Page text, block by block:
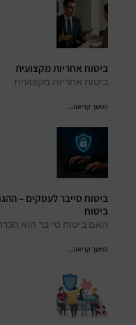
ביטוח אחריות מקצועית
ביטוח אחריות מקצועית
המשך קריאה...
ביטוח סייבר לעסקים –
ביטוח
האם ביטוח סייבר הוא
המשך קריאה...